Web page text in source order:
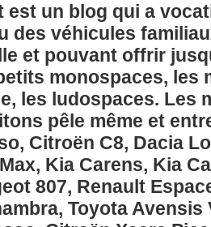
est un blog qui a
des véhicules
et pouvant offrir
monospaces, les
les ludospaces. Les
pêle même et
Citroën C8, Dacia
Kia Carens, Kia
807, Renault
Toyota